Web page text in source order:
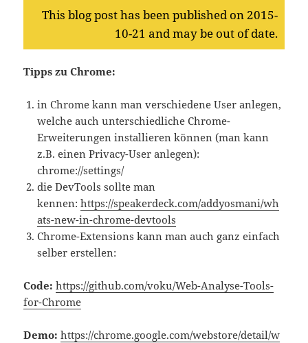
This blog post has been published on 2015-
10-21 and may be out of date.
Tipps zu Chrome:
in Chrome kann man verschiedene User anlegen,
welche auch unterschiedliche Chrome-
Erweiterungen installieren können (man kann
z.B. einen Privacy-User anlegen):
chrome://settings/
die DevTools sollte man
kennen:https://speakerdeck.com/addyosmani/wh
ats-new-in-chrome-devtools
Chrome-Extensions kann man auch ganz einfach
selber erstellen:
Code: https://github.com/voku/Web-Analyse-Tools-
for-Chrome
Demo: https://chrome.google.com/webstore/detail/w